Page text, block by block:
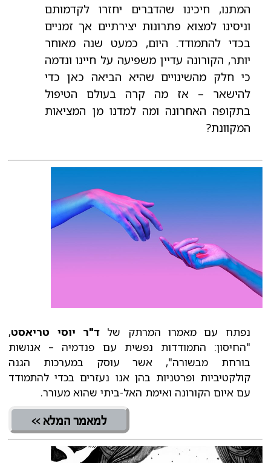
המתנו, חיכינו שהדברים יחזרו לקדמותם
וניסינו למצוא פתרונות יצירתיים אך זמניים
בכדי להתמודד. היום, כמעט שנה מאוחר
יותר, הקורונה עדיין משפיעה על חיינו ונדמה
כי חלק מהשינויים שהיא הביאה כאן כדי
להישאר – אז מה קרה בעולם הטיפול
בתקופה האחרונה ומה למדנו מן המציאות
המקוונת?
נפתח עם מאמרו המרתק של ד"ר יוסי טריאסט,
"החיסון: התמודדות נפשית עם פנדמיה – אנושות
בורחת מבשורה", אשר עוסק במערכות הגנה
קולקטיביות ופרטניות בהן אנו נעזרים בכדי להתמודד
עם איום הקורונה ואימת האל-ביתי שהוא מעורר.
למאמר המלא >>